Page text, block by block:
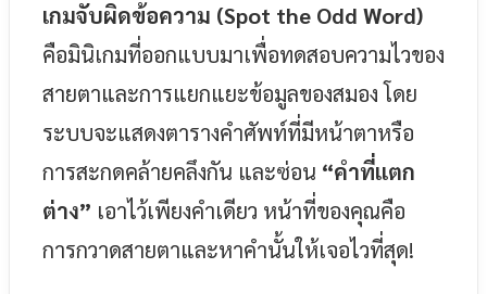
เกมจับผิดข้อความ (Spot the Odd Word)
คือมินิเกมที่ออกแบบมาเพื่อทดสอบความไวของ
สายตาและการแยกแยะข้อมูลของสมอง โดย
ระบบจะแสดงตารางคำศัพท์ที่มีหน้าตาหรือ
การสะกดคล้ายคลึงกัน และซ่อน “คำที่แตก
ต่าง” เอาไว้เพียงคำเดียว หน้าที่ของคุณคือ
การกวาดสายตาและหาคำนั้นให้เจอไวที่สุด!